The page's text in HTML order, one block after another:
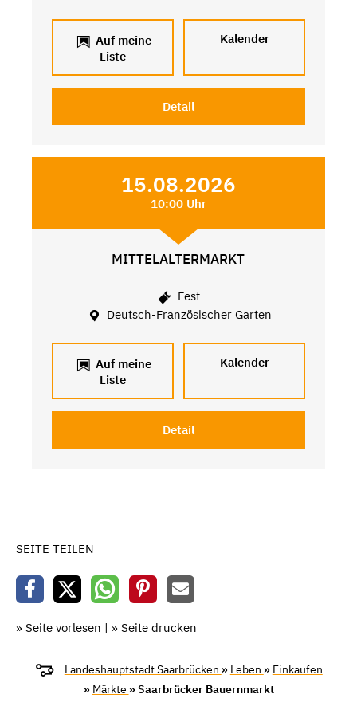
Auf meine
Liste
Kalender
Detail
15.08.2026
10:00 Uhr
MITTELALTERMARKT
Fest
Deutsch-Französischer Garten
Auf meine
Liste
Kalender
Detail
SEITE TEILEN
» Seite vorlesen | » Seite drucken
Landeshauptstadt Saarbrücken » Leben » Einkaufen
» Märkte » Saarbrücker Bauernmarkt